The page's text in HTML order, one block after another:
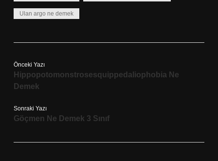
Ulan argo ne demek
Önceki Yazı
Hippopotomonstrosesquippedaliophobia Ne
Demek
Sonraki Yazı
Göçmen Ne Demek 3 Sınıf